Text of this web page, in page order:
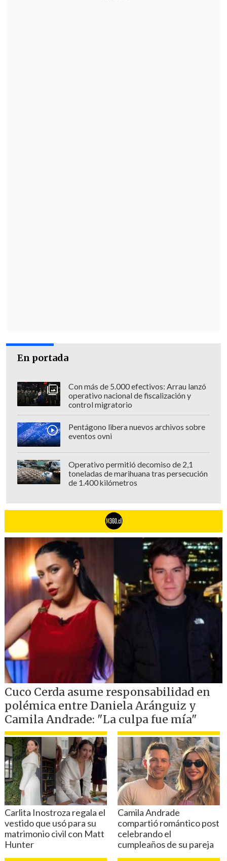
En portada
Con más de 5.000 efectivos: Arrau lanzó
operativo nacional de fiscalización y
control migratorio
Pentágono libera nuevos archivos sobre
eventos ovni
Operativo permitió decomiso de 2,1
toneladas de marihuana tras persecución
de 1.400 kilómetros